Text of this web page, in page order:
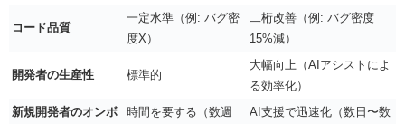
コード品質
一定水準（例: バグ密
度X）
二桁改善（例: バグ密度
15%減）
開発者の生産性 標準的
大幅向上（AIアシストによ
る効率化）
新規開発者のオンボ
時間を要する（数週
AI支援で迅速化（数日〜数